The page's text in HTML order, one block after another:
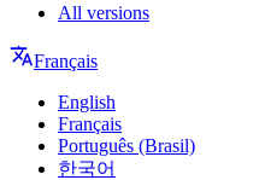
All versions
Français
English
Français
Português (Brasil)
한국어